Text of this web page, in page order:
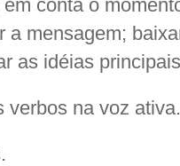
conta o
a mensagem;
as idéias
verbos na voz ativa.